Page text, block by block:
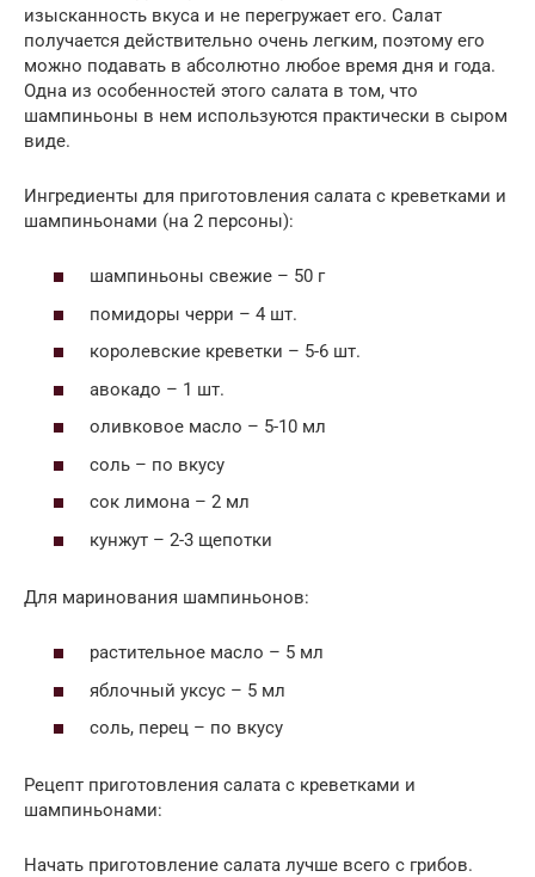
изысканность вкуса и не перегружает его. Салат
получается действительно очень легким, поэтому его
можно подавать в абсолютно любое время дня и года.
Одна из особенностей этого салата в том, что
шампиньоны в нем используются практически в сыром
виде.
Ингредиенты для приготовления салата с креветками и
шампиньонами (на 2 персоны):
шампиньоны свежие – 50 г
помидоры черри – 4 шт.
королевские креветки – 5-6 шт.
авокадо – 1 шт.
оливковое масло – 5-10 мл
соль – по вкусу
сок лимона – 2 мл
кунжут – 2-3 щепотки
Для маринования шампиньонов:
растительное масло – 5 мл
яблочный уксус – 5 мл
соль, перец – по вкусу
Рецепт приготовления салата с креветками и
шампиньонами:
Начать приготовление салата лучше всего с грибов.